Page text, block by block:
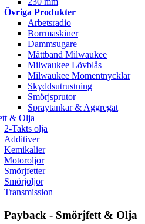
Övriga Produkter
Arbetsradio
Borrmaskiner
Dammsugare
Måttband Milwaukee
Milwaukee Lövblås
Milwaukee Momentnycklar
Skyddsutrustning
Smörjsprutor
Spraytankar & Aggregat
& Olja
2-Takts olja
Additiver
Kemikalier
Motoroljor
Smörjfetter
Smörjoljor
Transmission
Payback - Smörjfett & Olja